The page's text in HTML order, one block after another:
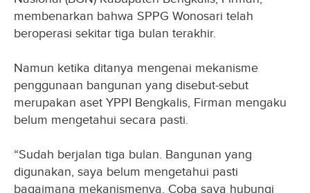
membenarkan bahwa SPPG Wonosari telah
beroperasi sekitar tiga bulan terakhir.
Namun ketika ditanya mengenai mekanisme
penggunaan bangunan yang disebut-sebut
merupakan aset YPPI Bengkalis, Firman mengaku
belum mengetahui secara pasti.
“Sudah berjalan tiga bulan. Bangunan yang
digunakan, saya belum mengetahui pasti
bagaimana mekanismenya. Coba saya hubungi